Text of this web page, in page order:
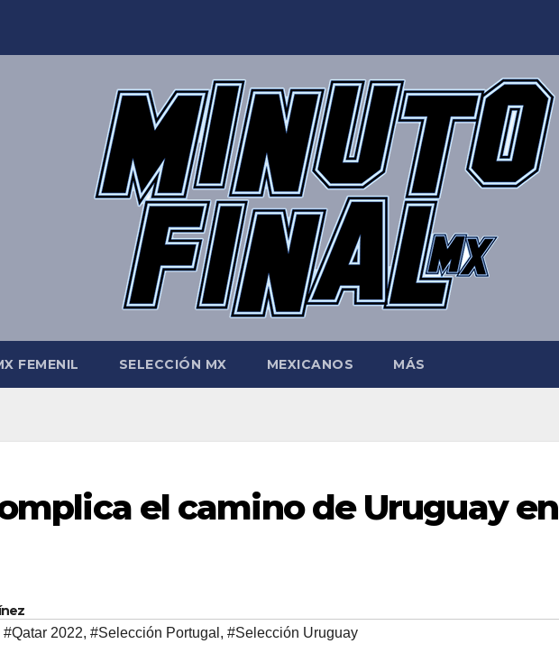
FEMENIL SELECCIÓN MX MEXICANOS MÁS
el camino de Uruguay en
#Qatar 2022, #Selección Portugal , #Selección Uruguay